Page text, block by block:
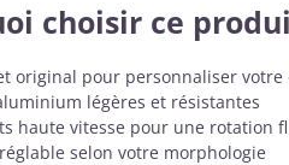
choisir ce
original pour personnaliser
légères et résistantes
haute vitesse pour une rotation
selon votre morphologie